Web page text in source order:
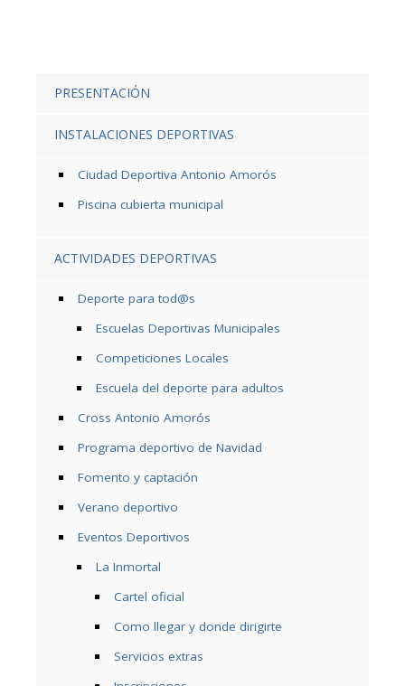
PRESENTACIÓN
INSTALACIONES DEPORTIVAS
Ciudad Deportiva Antonio Amorós
Piscina cubierta municipal
ACTIVIDADES DEPORTIVAS
Deporte para tod@s
Escuelas Deportivas Municipales
Competiciones Locales
Escuela del deporte para adultos
Cross Antonio Amorós
Programa deportivo de Navidad
Fomento y captación
Verano deportivo
Eventos Deportivos
La Inmortal
Cartel oficial
Como llegar y donde dirigirte
Servicios extras